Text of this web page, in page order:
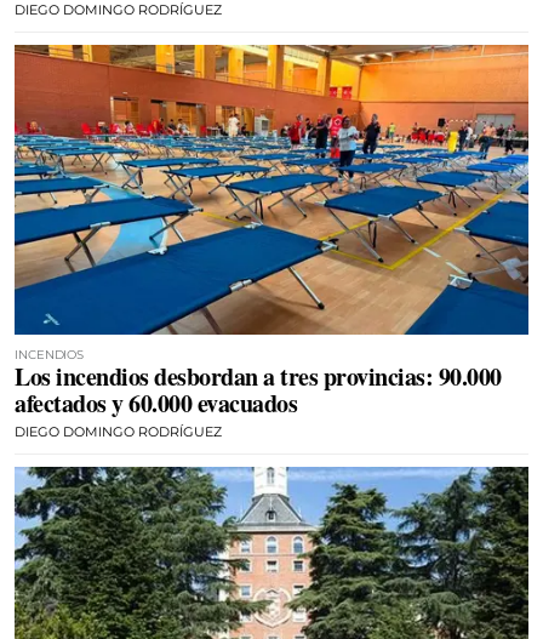
DIEGO DOMINGO RODRÍGUEZ
INCENDIOS
Los incendios desbordan a tres provincias: 90.000
afectados y 60.000 evacuados
DIEGO DOMINGO RODRÍGUEZ